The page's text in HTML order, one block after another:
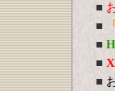
■
■
■
■
■